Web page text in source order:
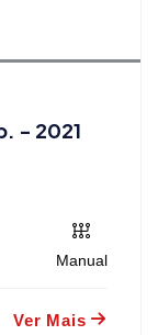
- 2021
Manual
Ver Mais